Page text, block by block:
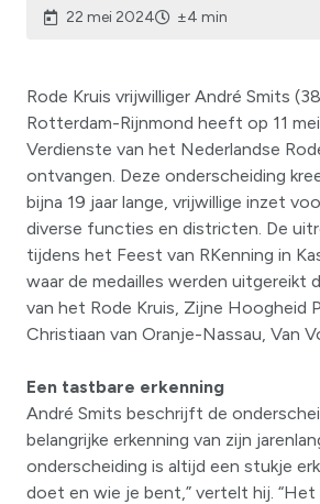
22 mei 2024 ±4 min
Rode Kruis vrijwilliger André Smits
Rotterdam-Rijnmond heeft op 11
Verdienste van het Nederlandse
ontvangen. Deze onderscheiding
bijna 19 jaar lange, vrijwillige inzet
diverse functies en districten. De
tijdens het Feest van RKenning in
waar de medailles werden uitgereikt
van het Rode Kruis, Zijne Hoogheid
Christiaan van Oranje-Nassau, Van
Een tastbare erkenning
André Smits beschrijft de
belangrijke erkenning van zijn
onderscheiding is altijd een stukje
doet en wie je bent,” vertelt hij.